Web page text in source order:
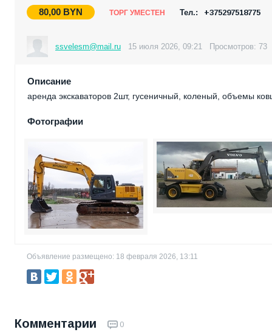
80,00 BYN ТОРГ УМЕСТЕН Тел.: +375297518775
ssvelesm@mail.ru 15 июля 2026, 09:21 Просмотров: 73
Описание
аренда экскаваторов 2шт, гусеничный, коленый, объемы
Фотографии
Объявление размещено: 18 февраля 2026, 13:11
Комментарии 0